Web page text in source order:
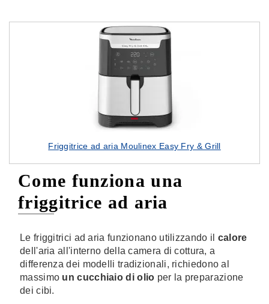
Friggitrice ad aria Moulinex Easy Fry & Grill
Come funziona una
friggitrice ad aria
Le friggitrici ad aria funzionano utilizzando il calore
dell'aria all'interno della camera di cottura, a
differenza dei modelli tradizionali, richiedono al
massimo un cucchiaio di olio per la preparazione
dei cibi.